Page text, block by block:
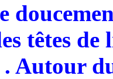
têtes
Autour